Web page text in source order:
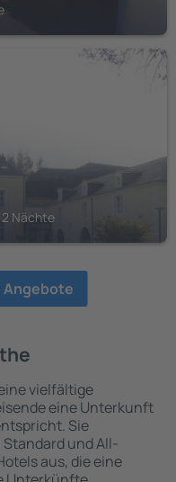
Nächte
Angebote
vielfältige
eine Unterkunft
Sie
und All-
aus, die eine